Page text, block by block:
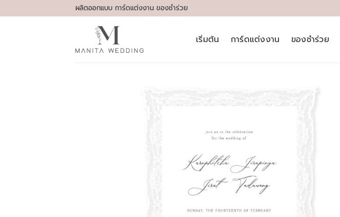
to
ผลิตออกแบบ การ์ดแต่งงาน ของชำร่วย
เริ่มต้น การ์ดแต่งงาน ของชำร่วย